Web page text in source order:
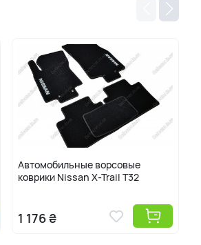
Автомобильные ворсовые
коврики Nissan X-Trail T32
1 176 ₴